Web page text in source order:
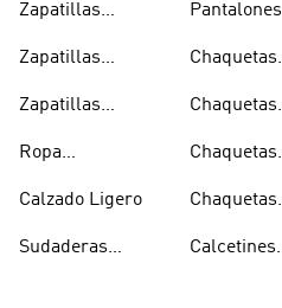
Zapatillas
Mujer
Zapatillas
Hombre
Zapatillas
Niños
Ropa
Calzado Ligero
Sudaderas
Capucha
Pantalones
Ligeros
Chaquetas
Chaquetas
Chaquetas
Hombre
Chaquetas
Mujer
Calcetines